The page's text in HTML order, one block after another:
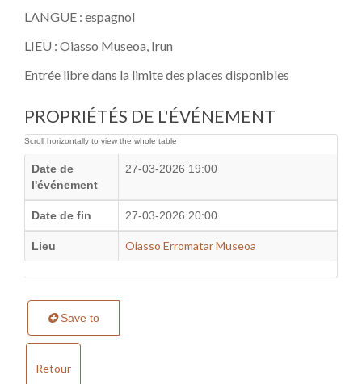
LANGUE : espagnol
LIEU : Oiasso Museoa, Irun
Entrée libre dans la limite des places disponibles
PROPRIÉTÉS DE L'ÉVÉNEMENT
Date de
l'événement
27-03-2026 19:00
Date de fin 27-03-2026 20:00
Lieu Oiasso Erromatar Museoa
Save to
Retour